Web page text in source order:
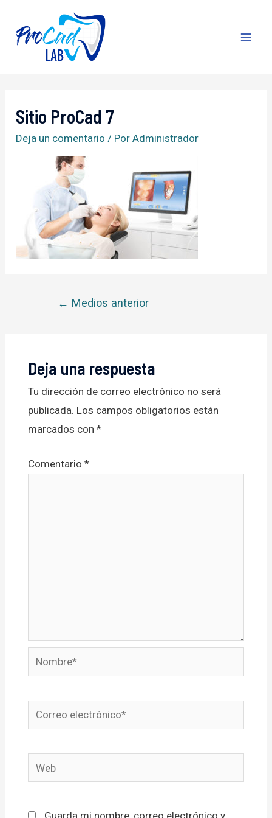
contenido
Sitio ProCad 7
Deja un comentario / PorAdministrador
Navegación
← Medios anterior
Deja una respuesta
Tu dirección de correo electrónico no será
publicada. Los campos obligatorios están
marcados con *
Comentario *
Nombre*
Correo
electrónico*
Web